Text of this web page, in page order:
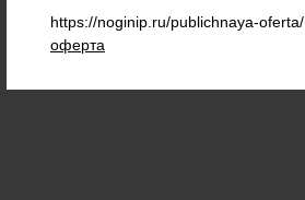
https://noginip.ru/publichnaya-oferta/
оферта
Мы в соц.сетях